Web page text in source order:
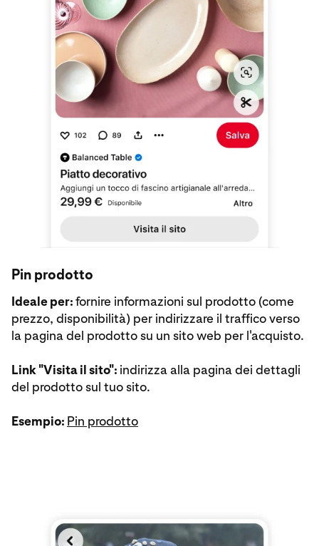
Pin prodotto
Ideale per:fornire informazioni sul prodotto (come
prezzo, disponibilità) per indirizzare il traffico verso
la pagina del prodotto su un sito web per l'acquisto.
Link "Visita il sito": indirizza alla pagina dei dettagli
del prodotto sul tuo sito.
Esempio: Pin prodotto